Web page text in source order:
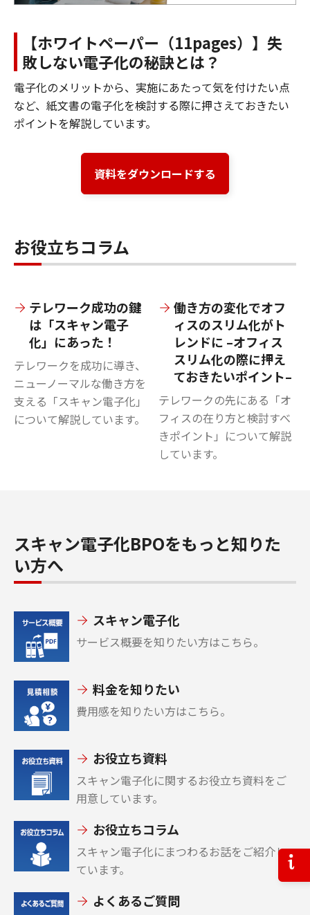
お
【ホワイトペーパー（11pages）】失
敗しない電子化の秘訣とは？
電子化のメリットから、実施にあたって気を付けたい点
など、紙文書の電子化を検討する際に押さえておきたい
ポイントを解説しています。
資料をダウンロードする
お役立ちコラム
テレワーク成功の鍵
は「スキャン電子
化」にあった！
テレワークを成功に導き、
ニューノーマルな働き方を
支える「スキャン電子化」
について解説しています。
働き方の変化でオフ
ィスのスリム化がト
レンドに –オフィス
スリム化の際に押え
ておきたいポイント–
テレワークの先にある「オ
フィスの在り方と検討すべ
きポイント」について解説
しています。
スキャン電子化BPOをもっと知りた
い方へ
スキャン電子化
サービス概要を知りたい方はこちら。
料金を知りたい
費用感を知りたい方はこちら。
お役立ち資料
スキャン電子化に関するお役立ち資料をご
用意しています。
お役立ちコラム
スキャン電子化にまつわるお話をご紹介し
ています。
よくあるご質問